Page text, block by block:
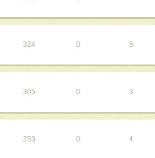
324 0 5
305 0 3
253 0 4